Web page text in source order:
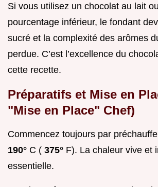
Si vous utilisez un chocolat au lait
pourcentage inférieur, le fondant
sucré et la complexité des arômes
perdue. C’est l’excellence du
cette recette.
Préparatifs et Mise en
"Mise en Place" Chef)
Commencez toujours par
190° C ( 375° F). La chaleur vive et
essentielle.